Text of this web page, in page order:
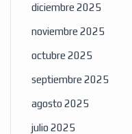
diciembre 2025
noviembre 2025
octubre 2025
septiembre 2025
agosto 2025
julio 2025